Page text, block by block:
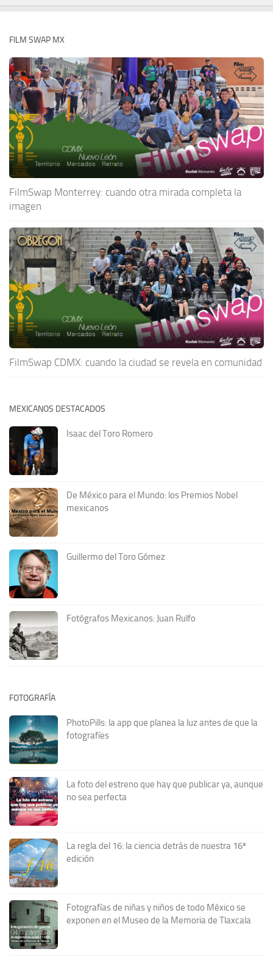
FILM SWAP MX
FilmSwap Monterrey: cuando otra mirada completa la
imagen
FilmSwap CDMX: cuando la ciudad se revela en comunidad
MEXICANOS DESTACADOS
Isaac del Toro Romero
De México para el Mundo: los Premios Nobel
mexicanos
Guillermo del Toro Gómez
Fotógrafos Mexicanos: Juan Rulfo
FOTOGRAFÍA
PhotoPills: la app que planea la luz antes de que la
fotografíes
La foto del estreno que hay que publicar ya, aunque
no sea perfecta
La regla del 16: la ciencia detrás de nuestra 16ª
edición
Fotografías de niñas y niños de todo México se
exponen en el Museo de la Memoria de Tlaxcala